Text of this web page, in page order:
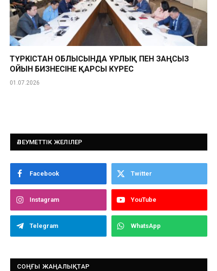
ТҮРКІСТАН ОБЛЫСЫНДА ҰРЛЫҚ ПЕН ЗАҢСЫЗ
ОЙЫН БИЗНЕСІНЕ ҚАРСЫ КҮРЕС
01.07.2026
ӘЛЕУМЕТТІК ЖЕЛІЛЕР
Facebook Twitter
Instagram YouTube
Telegram WhatsApp
СОҢҒЫ ЖАҢАЛЫҚТАР